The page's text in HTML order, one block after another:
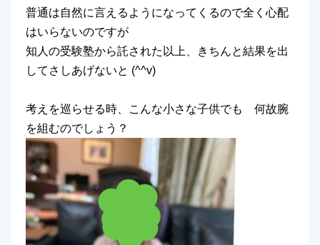
普通は自然に言えるようになってくるので全く心配
はいらないのですが
知人の受験塾から託された以上、きちんと結果を出
してさしあげないと (^^v)
考えを巡らせる時、こんな小さな子供でも 何故腕
を組むのでしょう？